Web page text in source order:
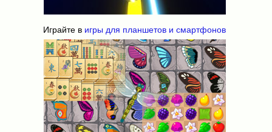
Играйте в игры для планшетов и смартфонов